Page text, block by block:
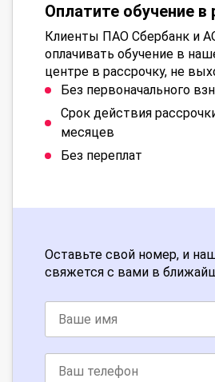
Оплатите обучение в
Клиенты ПАО Сбербанк и
оплачивать обучение в
центре в рассрочку, не
Без первоначального
Срок действия
месяцев
Без переплат
Оставьте свой номер, и
свяжется с вами в